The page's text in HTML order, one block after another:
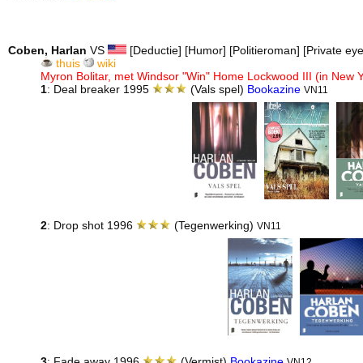
Coben, Harlan VS
[Deductie] [Humor] [Politieroman] [Private
thuis
wiki
Myron Bolitar, met Windsor "Win" Home Lockwood III (in New
1: Deal breaker 1995 (Vals spel) Bookazine VN11
2: Drop shot 1996 (Tegenwerking)VN11